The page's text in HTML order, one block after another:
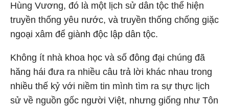
Hùng Vương, đó là một lịch sử dân tộc thể hiện
truyền thống yêu nước, và truyền thống chống giặc
ngoại xâm để giành độc lập dân tộc.
Không ít nhà khoa học và số đông đại chúng đã
hăng hái đưa ra nhiều câu trả lời khác nhau trong
nhiều thế kỷ với niềm tin mình tìm ra sự thực lịch
sử về nguồn gốc người Việt, nhưng giống như Tôn